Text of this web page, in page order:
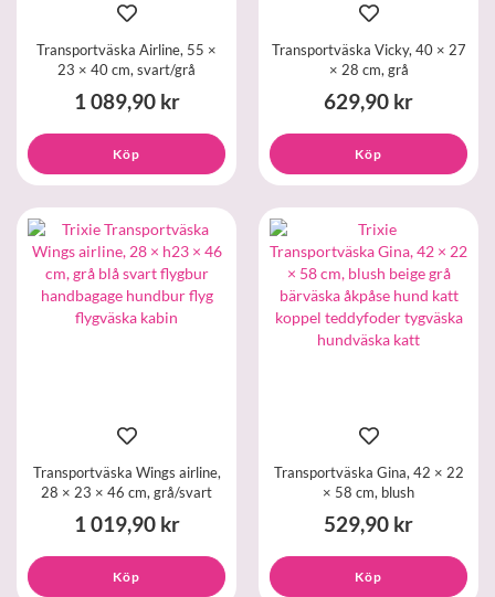
Transportväska Airline, 55 ×
23 × 40 cm, svart/grå
1 089,90 kr
Köp
Transportväska Vicky, 40 × 27
× 28 cm, grå
629,90 kr
Köp
Transportväska Wings airline,
28 × 23 × 46 cm, grå/svart
1 019,90 kr
Köp
Transportväska Gina, 42 × 22
× 58 cm, blush
529,90 kr
Köp